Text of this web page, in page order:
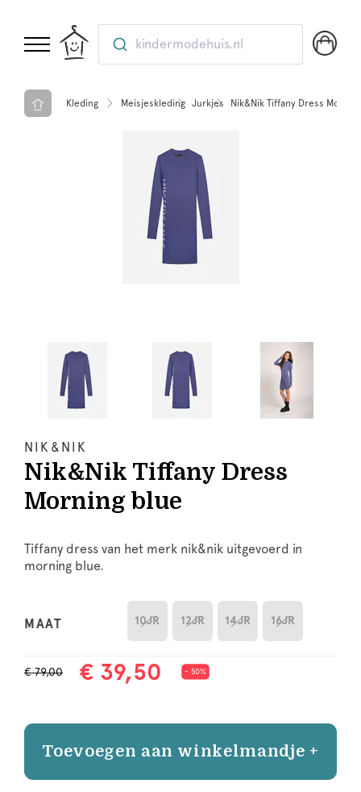
kindermodehuis.nl
Kleding Meisjeskleding Jurkjes Nik&Nik Tiffany Dress
NIK&NIK
Nik&Nik Tiffany Dress
Morning blue
Tiffany dress van het merk nik&nik uitgevoerd in
morning blue.
MAAT 10JR 12JR 14JR 16JR
€ 79,00 € 39,50 - 50%
Toevoegen aan winkelmandje +